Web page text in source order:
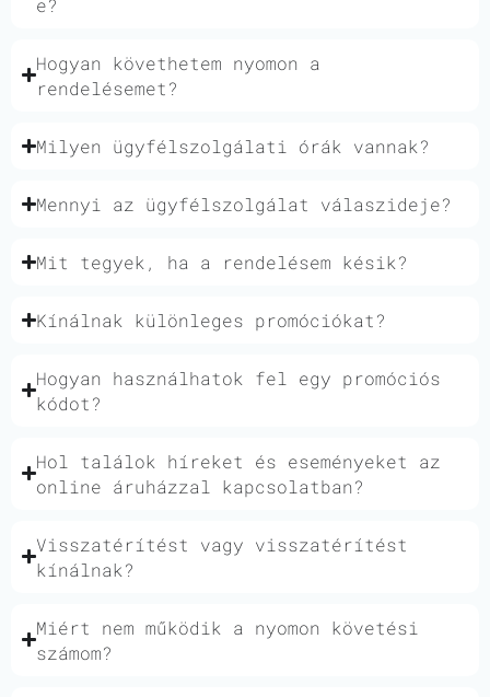
e?
Hogyan követhetem nyomon a
rendelésemet?
Milyen ügyfélszolgálati órák vannak?
Mennyi az ügyfélszolgálat válaszideje?
Mit tegyek, ha a rendelésem késik?
Kínálnak különleges promóciókat?
Hogyan használhatok fel egy promóciós
kódot?
Hol találok híreket és eseményeket az
online áruházzal kapcsolatban?
Visszatérítést vagy visszatérítést
kínálnak?
Miért nem működik a nyomon követési
számom?